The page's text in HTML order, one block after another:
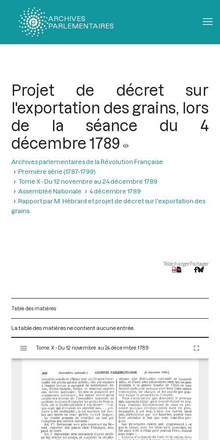
ARCHIVES
PARLEMENTAIRES
Projet de décret sur
l'exportation des grains, lors
de la séance du 4
décembre 1789
Archives parlementaires de la Révolution Française
Première série (1787-1799)
Tome X - Du 12 novembre au 24 décembre 1789
Assemblée Nationale
4 décembre 1789
Rapport par M. Hébrard et projet de décret sur l'exportation des
grains
TéléchargerPartager
Table des matières
La table des matières ne contient aucune entrée.
s
Tome X - Du 12 novembre au 24 décembre 1789